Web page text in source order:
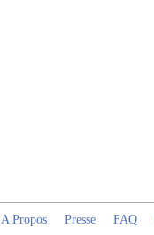
A Propos Presse FAQ